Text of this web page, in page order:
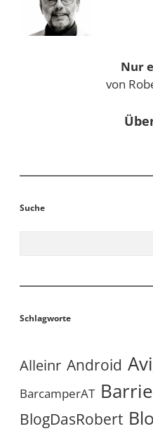
Nur
von
Suche
Schlagworte
Alleinr Android
BarcamperAT
BlogDasRobert